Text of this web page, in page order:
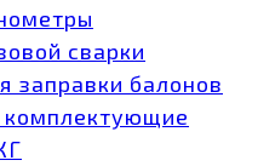
сварки
заправки балонов